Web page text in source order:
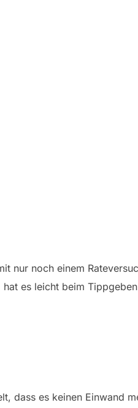
nur noch einem
es leicht beim
dass es keinen Einwand